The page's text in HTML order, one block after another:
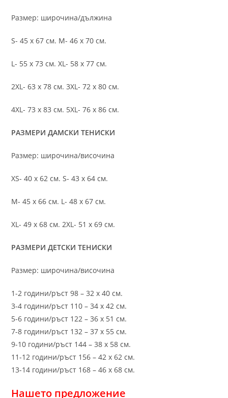
Размер: широчина/дължина
S- 45 х 67 см. M- 46 х 70 см.
L- 55 х 73 см. XL- 58 х 77 см.
2XL- 63 х 78 см. 3XL- 72 х 80 см.
4XL- 73 х 83 см. 5XL- 76 х 86 см.
РАЗМЕРИ ДАМСКИ ТЕНИСКИ
Размер: широчина/височина
XS- 40 х 62 см. S- 43 х 64 см.
M- 45 х 66 см. L- 48 х 67 см.
XL- 49 х 68 см. 2XL- 51 х 69 см.
РАЗМЕРИ ДЕТСКИ ТЕНИСКИ
Размер: широчина/височина
1-2 години/ръст 98 – 32 х 40 см.
3-4 години/ръст 110 – 34 х 42 см.
5-6 години/ръст 122 – 36 х 51 см.
7-8 години/ръст 132 – 37 х 55 см.
9-10 години/ръст 144 – 38 х 58 см.
11-12 години/ръст 156 – 42 x 62 см.
13-14 години/ръст 168 – 46 х 68 см.
Нашето предложение